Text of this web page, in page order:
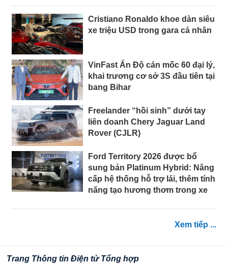
Cristiano Ronaldo khoe dàn siêu
xe triệu USD trong gara cá nhân
VinFast Ấn Độ cán mốc 60 đại lý,
khai trương cơ sở 3S đầu tiên tại
bang Bihar
Freelander “hồi sinh” dưới tay
liên doanh Chery Jaguar Land
Rover (CJLR)
Ford Territory 2026 được bổ
sung bản Platinum Hybrid: Nâng
cấp hệ thống hỗ trợ lái, thêm tính
năng tạo hương thơm trong xe
Xem tiếp ...
Trang Thông tin Điện tử Tổng hợp